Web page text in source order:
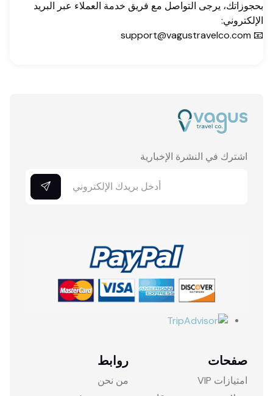
بحجوزاتك، يرجى التواصل مع فريق خدمة العملاء عبر البريد
الإلكتروني:
📧 support@vagustravelco.com
اشترك في النشرة الإخبارية
صفحات
امتيازات VIP
روابط
من نحن